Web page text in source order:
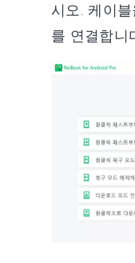
시오. 케이
를 연결합니